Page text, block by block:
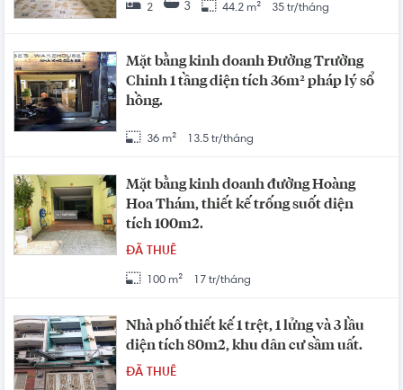
2 3 44.2 m² 35 tr/tháng
Mặt bằng kinh doanh Đường Trường
Chinh 1 tầng diện tích 36m² pháp lý sổ
hồng.
36 m² 13.5 tr/tháng
Mặt bằng kinh doanh đường Hoàng
Hoa Thám, thiết kế trống suốt diện
tích 100m2.
ĐÃ THUÊ
100 m² 17 tr/tháng
Nhà phố thiết kế 1 trệt, 1 lửng và 3 lầu
diện tích 80m2, khu dân cư sầm uất.
ĐÃ THUÊ